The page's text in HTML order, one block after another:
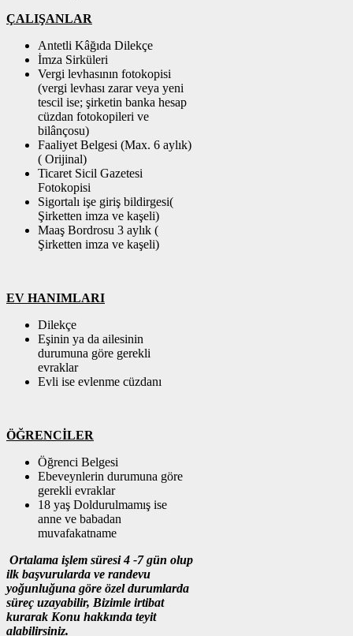
ÇALIŞANLAR
Antetli Kâğıda Dilekçe
İmza Sirküleri
Vergi levhasının fotokopisi
(vergi levhası zarar veya yeni
tescil ise; şirketin banka hesap
cüzdan fotokopileri ve
bilânçosu)
Faaliyet Belgesi (Max. 6 aylık)
( Orijinal)
Ticaret Sicil Gazetesi
Fotokopisi
Sigortalı işe giriş bildirgesi(
Şirketten imza ve kaşeli)
Maaş Bordrosu 3 aylık (
Şirketten imza ve kaşeli)
EV HANIMLARI
Dilekçe
Eşinin ya da ailesinin
durumuna göre gerekli
evraklar
Evli ise evlenme cüzdanı
ÖĞRENCİLER
Öğrenci Belgesi
Ebeveynlerin durumuna göre
gerekli evraklar
18 yaş Doldurulmamış ise
anne ve babadan
muvafakatname
Ortalama işlem süresi 4 -7 gün olup
ilk başvurularda ve randevu
yoğunluğuna göre özel durumlarda
süreç uzayabilir, Bizimle irtibat
kurarak Konu hakkında teyit
alabilirsiniz.